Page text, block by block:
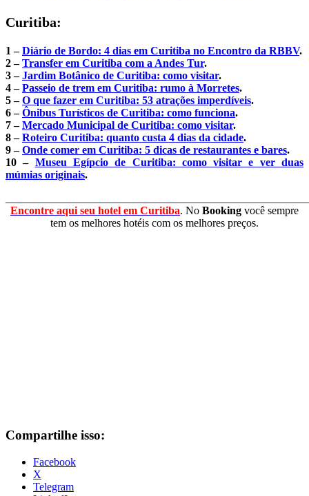
Curitiba:
1 –Diário de Bordo: 4 dias em Curitiba no Encontro da RBBV.
2 –Transfer em Curitiba com a Andes Tur.
3 –Jardim Botânico de Curitiba: como visitar.
4 –Passeio de trem em Curitiba: rumo à Morretes.
5 –O que fazer em Curitiba: 53 atrações imperdíveis.
6 –Ônibus Turísticos de Curitiba: como funciona.
7 –Mercado Municipal de Curitiba: como visitar.
8 –Roteiro Curitiba: quanto custa 4 dias da cidade.
9 –Onde comer em Curitiba: 5 dicas de restaurantes e bares.
10 – Museu Egípciode Curitiba: como visitar e ver duas
múmias originais.
Encontre aqui seu hotel em Curitiba. No Booking você sempre
tem os melhores hotéis com os melhores preços.
Compartilhe isso:
Facebook
X
Telegram